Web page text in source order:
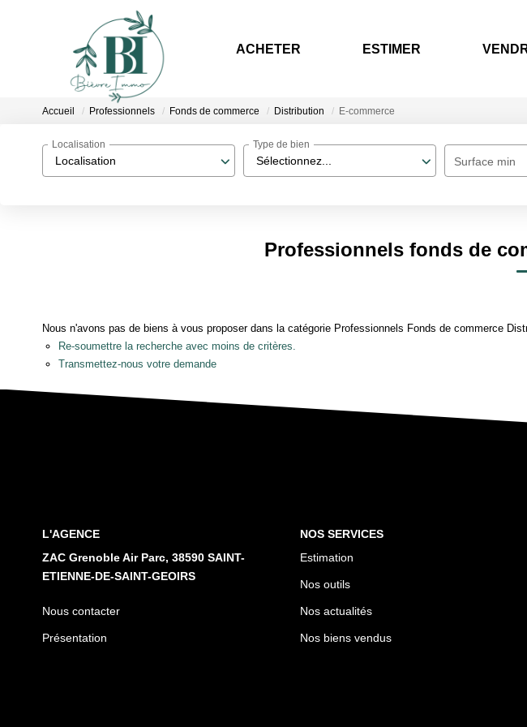
ACHETER ESTIMER
Accueil Professionnels Fonds de commerce Distribution E-commerce
Localisation
Localisation
Sélectionnez...
Type de bien
Surface min
Professionnels fonds de
Nous n'avons pas de biens à vous proposer dans la catégorie Professionnels Fonds de commerce
Re-soumettre la recherche avec moins de critères.
Transmettez-nous votre demande
L'AGENCE
ZAC Grenoble Air Parc, 38590 SAINT-
ETIENNE-DE-SAINT-GEOIRS
Nous contacter
Présentation
NOS SERVICES
Estimation
Nos outils
Nos actualités
Nos biens vendus